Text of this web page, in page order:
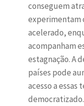
conseguem
experimentam
acelerado,
acompanham
estagnação. A
países pode
acesso a essas
democratizado.